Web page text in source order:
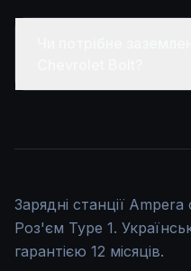
Зарядні станції
Роз'єм Type 1.
гарантією 12 місяців.